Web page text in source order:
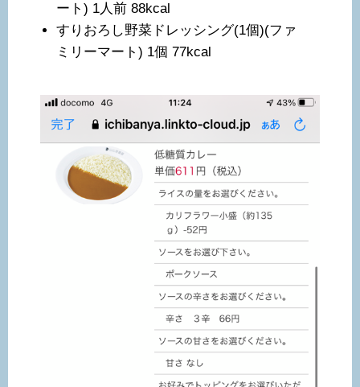
ート) 1人前 88kcal
すりおろし野菜ドレッシング(1個)(ファ
ミリーマート) 1個 77kcal